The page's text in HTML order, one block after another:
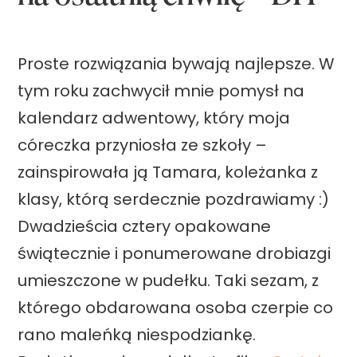
z
b
o
m
b
e
k
D
I
Y
Proste rozwiązania bywają najlepsze. W
tym roku zachwycił mnie pomysł na
kalendarz adwentowy, który moja
córeczka przyniosła ze szkoły –
zainspirowała ją Tamara, koleżanka z
klasy, którą serdecznie pozdrawiamy :)
Dwadzieścia cztery opakowane
świątecznie i ponumerowane drobiazgi
umieszczone w pudełku. Taki sezam, z
którego obdarowana osoba czerpie co
rano maleńką niespodziankę.